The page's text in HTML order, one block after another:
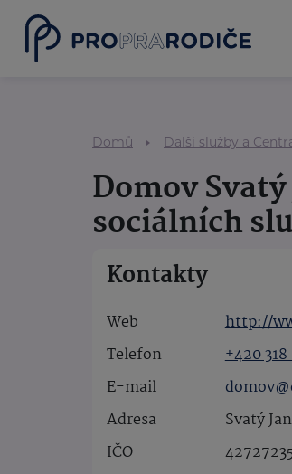
Domů Další služby a
Domov
sociálních
Kontakty
Web
http://
Telefon
+420
E-mail
Adresa
Svatý
IČO